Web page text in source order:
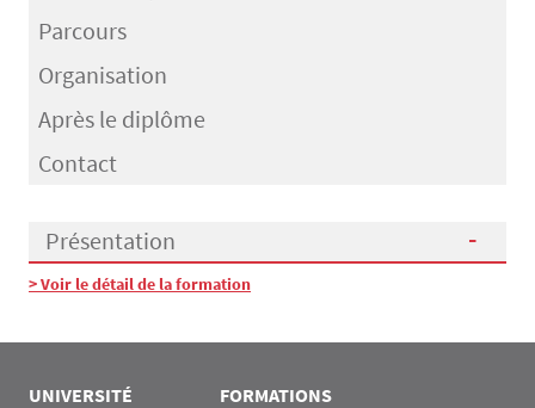
Parcours
Organisation
Après le diplôme
Contact
Présentation
Présentation
> Voir le détail de la formation
UNIVERSITÉ FORMATIONS